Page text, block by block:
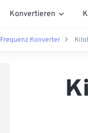
Konvertieren
Frequenz Konverter